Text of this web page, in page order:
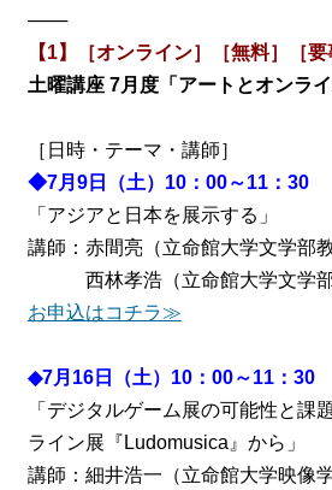
───
【1】
［オンライン］［無料］［要
土曜講座 7月度「アートとオンライ
［日時・テーマ・講師］
◆7月9日（土）10：00～11：30
「アジアと日本を展示する」
講師：赤間亮（立命館大学文学部教
西林孝浩（立命館大学文学部
お申込はコチラ≫
◆7月16日（土）10：00～11：30
「デジタルゲーム展の可能性と課
ライン展『Ludomusica』から」
講師：細井浩一（立命館大学映像